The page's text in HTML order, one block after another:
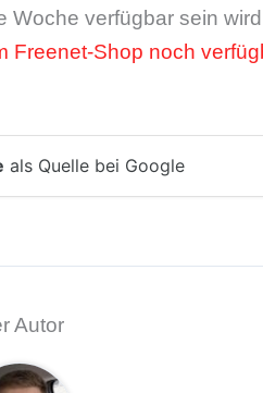
Woche verfügbar sein
Freenet-Shop noch
als Quelle bei Google
Autor